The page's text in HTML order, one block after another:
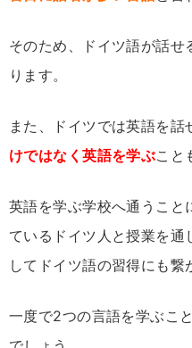
そのため、ドイツ語が話
ります。
また、ドイツでは英語を話
けではなく英語を学ぶこと
英語を学ぶ学校へ通うこと
ているドイツ人と授業を通
してドイツ語の習得にも繋
一度で2つの言語を学ぶこ